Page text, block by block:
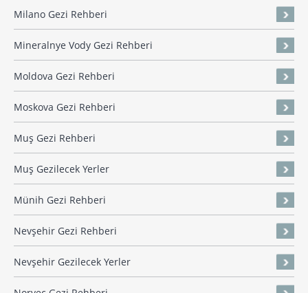
Milano Gezi Rehberi
Mineralnye Vody Gezi Rehberi
Moldova Gezi Rehberi
Moskova Gezi Rehberi
Muş Gezi Rehberi
Muş Gezilecek Yerler
Münih Gezi Rehberi
Nevşehir Gezi Rehberi
Nevşehir Gezilecek Yerler